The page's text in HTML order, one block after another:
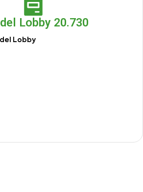
Lobby 20.730
Lobby